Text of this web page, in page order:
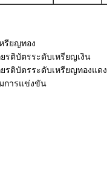
รียญทอง
รติบัตรระดับเหรียญเงิน
รติบัตรระดับเหรียญทองแดง
การแข่งขัน